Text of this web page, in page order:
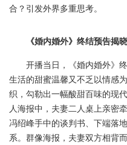
合？引发外界多重思考。
《婚内婚外》终结预告揭
开播当日，《婚内婚外》终
生活的甜蜜温馨又不乏以情感
织，勾勒出一幅酸甜百味的现
人海报中，夫妻二人桌上亲密
冯绍峰手中的谈判书、下端落
系。群像海报，夫妻双方相背